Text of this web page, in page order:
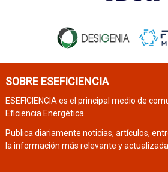
SOBRE ESEFICIENCIA
ESEFICIENCIA es el principal medio de
Eficiencia Energética.
Publica diariamente noticias, artículos,
la información más relevante y